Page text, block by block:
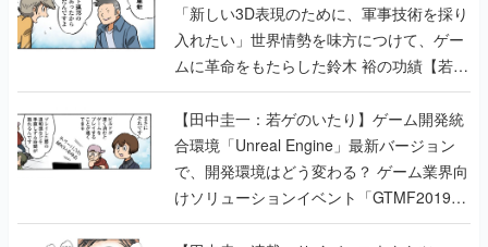
「新しい3D表現のために、軍事技術を採り
入れたい」世界情勢を味方につけて、ゲー
ムに革命をもたらした鈴木 裕の功績【若ゲ
のいたり】
【田中圭一：若ゲのいたり】ゲーム開発統
合環境「Unreal Engine」最新バージョン
で、開発環境はどう変わる？ ゲーム業界向
けソリューションイベント「GTMF2019」
に行って、より理解を深めよう【PR】